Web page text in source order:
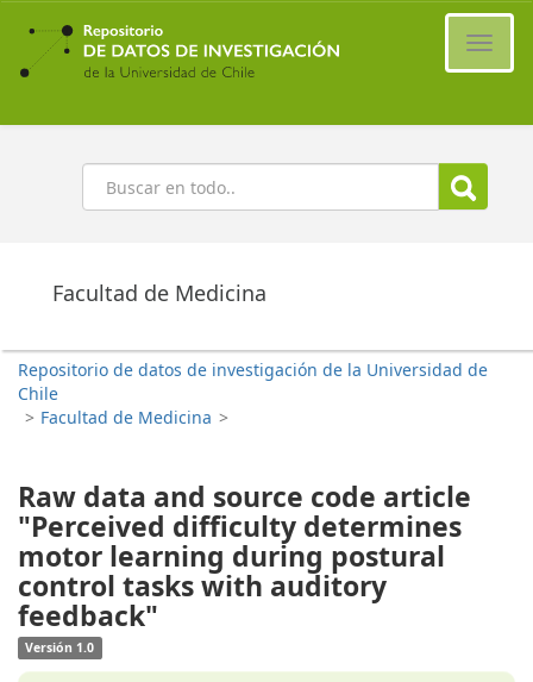
Ir
contenido
principal
Buscar
Facultad de Medicina
Repositorio de datos de investigación de la Universidad de
Chile
> Facultad de Medicina >
Raw data and source code article
"Perceived difficulty determines
motor learning during postural
control tasks with auditory
feedback"
Versión 1.0